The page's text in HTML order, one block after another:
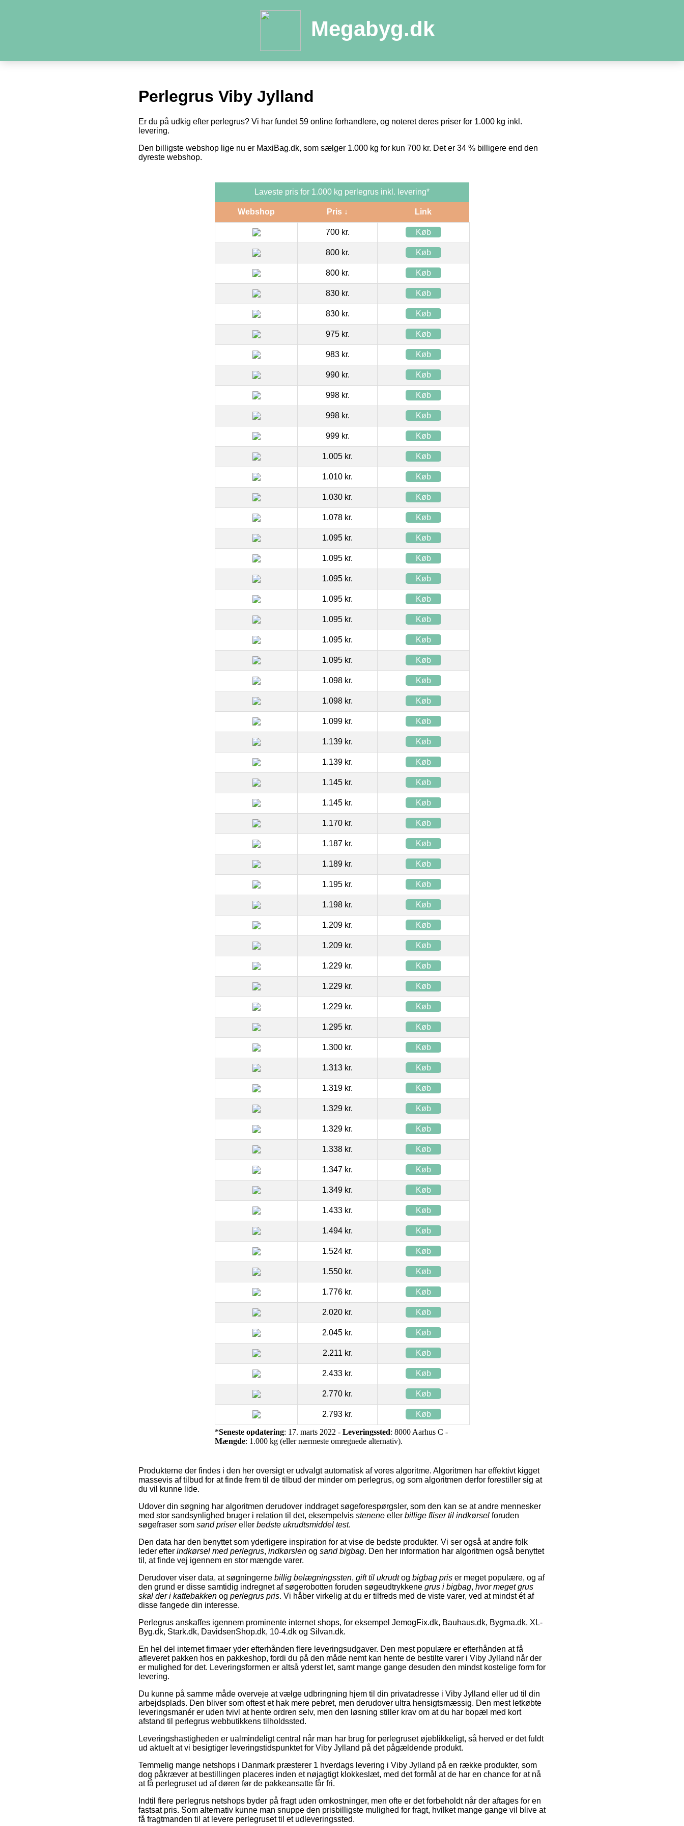
Megabyg.dk
Perlegrus Viby Jylland
Er du på udkig efter perlegrus? Vi har fundet 59 online forhandlere, og noteret deres priser for 1.000 kg inkl.
levering.
Den billigste webshop lige nu er MaxiBag.dk, som sælger 1.000 kg for kun 700 kr. Det er 34 % billigere end den
dyreste webshop.
Laveste pris for 1.000 kg perlegrus inkl. levering*
Webshop Pris ↓ Link
700 kr. Køb
800 kr. Køb
800 kr. Køb
830 kr. Køb
830 kr. Køb
975 kr. Køb
983 kr. Køb
990 kr. Køb
998 kr. Køb
998 kr. Køb
999 kr. Køb
1.005 kr. Køb
1.010 kr. Køb
1.030 kr. Køb
1.078 kr. Køb
1.095 kr. Køb
1.095 kr. Køb
1.095 kr. Køb
1.095 kr. Køb
1.095 kr. Køb
1.095 kr. Køb
1.095 kr. Køb
1.098 kr. Køb
1.098 kr. Køb
1.099 kr. Køb
1.139 kr. Køb
1.139 kr. Køb
1.145 kr. Køb
1.145 kr. Køb
1.170 kr. Køb
1.187 kr. Køb
1.189 kr. Køb
1.195 kr. Køb
1.198 kr. Køb
1.209 kr. Køb
1.209 kr. Køb
1.229 kr. Køb
1.229 kr. Køb
1.229 kr. Køb
1.295 kr. Køb
1.300 kr. Køb
1.313 kr. Køb
1.319 kr. Køb
1.329 kr. Køb
1.329 kr. Køb
1.338 kr. Køb
1.347 kr. Køb
1.349 kr. Køb
1.433 kr. Køb
1.494 kr. Køb
1.524 kr. Køb
1.550 kr. Køb
1.776 kr. Køb
2.020 kr. Køb
2.045 kr. Køb
2.211 kr. Køb
2.433 kr. Køb
2.770 kr. Køb
2.793 kr. Køb
*Seneste opdatering: 17. marts 2022 - Leveringssted: 8000 Aarhus C -
Mængde: 1.000 kg (eller nærmeste omregnede alternativ).
Produkterne der findes i den her oversigt er udvalgt automatisk af vores algoritme. Algoritmen har effektivt kigget
massevis af tilbud for at finde frem til de tilbud der minder om perlegrus, og som algoritmen derfor forestiller sig at
du vil kunne lide.
Udover din søgning har algoritmen derudover inddraget søgeforespørgsler, som den kan se at andre mennesker
med stor sandsynlighed bruger i relation til det, eksempelvis stenene eller billige fliser til indkørsel foruden
søgefraser som sand prisereller bedste ukrudtsmiddel test.
Den data har den benyttet som yderligere inspiration for at vise de bedste produkter. Vi ser også at andre folk
leder efter indkørsel med perlegrus, indkørslen og sand bigbag. Den her information har algoritmen også benyttet
til, at finde vej igennem en stor mængde varer.
Derudover viser data, at søgningerne billig belægningssten, gift til ukrudtog bigbag pris er meget populære, og af
den grund er disse samtidig indregnet af søgerobotten foruden søgeudtrykkene grus i bigbag, hvor meget grus
skal der i kattebakken og perlegrus pris. Vi håber virkelig at du er tilfreds med de viste varer, ved at mindst ét af
disse fangede din interesse.
Perlegrus anskaffes igennem prominente internet shops, for eksempel JemogFix.dk, Bauhaus.dk, Bygma.dk, XL-
Byg.dk, Stark.dk, DavidsenShop.dk, 10-4.dk og Silvan.dk.
En hel del internet firmaer yder efterhånden flere leveringsudgaver. Den mest populære er efterhånden at få
afleveret pakken hos en pakkeshop, fordi du på den måde nemt kan hente de bestilte varer i Viby Jylland når der
er mulighed for det. Leveringsformen er altså yderst let, samt mange gange desuden den mindst kostelige form for
levering.
Du kunne på samme måde overveje at vælge udbringning hjem til din privatadresse i Viby Jylland eller ud til din
arbejdsplads. Den bliver som oftest et hak mere pebret, men derudover ultra hensigtsmæssig. Den mest letkøbte
leveringsmanér er uden tvivl at hente ordren selv, men den løsning stiller krav om at du har bopæl med kort
afstand til perlegrus webbutikkens tilholdssted.
Leveringshastigheden er ualmindeligt central når man har brug for perlegruset øjeblikkeligt, så herved er det fuldt
ud aktuelt at vi besigtiger leveringstidspunktet for Viby Jylland på det pågældende produkt.
Temmelig mange netshops i Danmark præsterer 1 hverdags levering i Viby Jylland på en række produkter, som
dog påkræver at bestillingen placeres inden et nøjagtigt klokkeslæt, med det formål at de har en chance for at nå
at få perlegruset ud af døren før de pakkeansatte får fri.
Indtil flere perlegrus netshops byder på fragt uden omkostninger, men ofte er det forbeholdt når der aftages for en
fastsat pris. Som alternativ kunne man snuppe den prisbilligste mulighed for fragt, hvilket mange gange vil blive at
få fragtmanden til at levere perlegruset til et udleveringssted.